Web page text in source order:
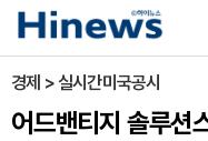
경제 > 실시간미국공시
어드밴티지 솔루션